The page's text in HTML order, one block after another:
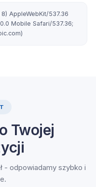
AppleWebKit/537.36
Mobile Safari/537.36;
Twojej
- odpowiadamy szybko i